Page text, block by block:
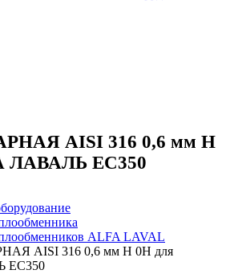
AISI 316 0,6 мм H
ЛАВАЛЬ EC350
ALFA LAVAL
AISI 316 0,6 мм H 0H для